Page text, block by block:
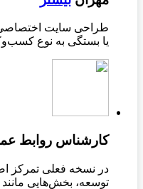
طراحی سایت اختصاصی
یا بستگی به نوع
کارشناس روابط
در نسخه فعلی تمرکز
توسعه، بخش‌هایی